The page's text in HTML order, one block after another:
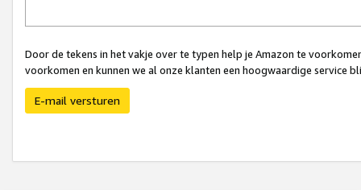
Door de tekens in het vakje over te typen help je Amazon te
voorkomen en kunnen we al onze klanten een hoogwaardige service
E-mail versturen